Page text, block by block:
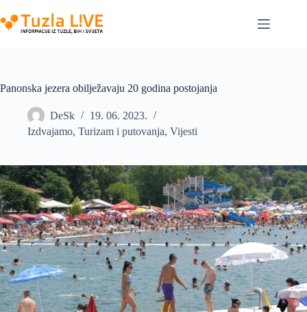
to
content
Panonska jezera obilježavaju 20 godina postojanja
DeSk
19. 06. 2023.
Izdvajamo, Turizam i putovanja, Vijesti